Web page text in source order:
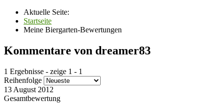
Aktuelle Seite:
Startseite
Meine Biergarten-Bewertungen
Kommentare von dreamer83
1 Ergebnisse - zeige 1 - 1
Reihenfolge
13 August 2012
Gesamtbewertung